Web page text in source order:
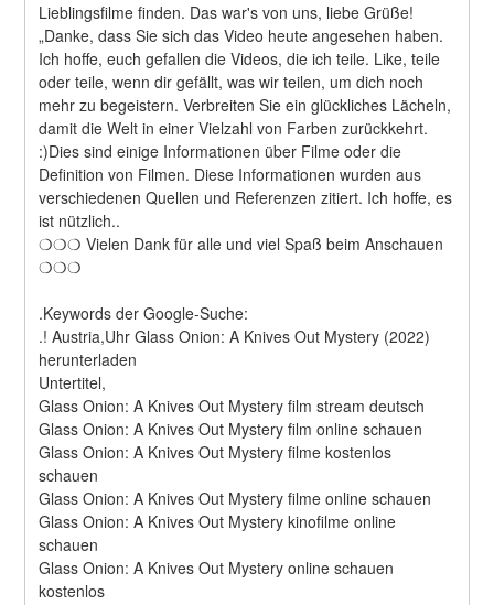
Lieblingsfilme finden. Das war's von uns, liebe Grüße!
„Danke, dass Sie sich das Video heute angesehen haben.
Ich hoffe, euch gefallen die Videos, die ich teile. Like, teile
oder teile, wenn dir gefällt, was wir teilen, um dich noch
mehr zu begeistern. Verbreiten Sie ein glückliches Lächeln,
damit die Welt in einer Vielzahl von Farben zurückkehrt.
:)Dies sind einige Informationen über Filme oder die
Definition von Filmen. Diese Informationen wurden aus
verschiedenen Quellen und Referenzen zitiert. Ich hoffe, es
ist nützlich..
❍❍❍ Vielen Dank für alle und viel Spaß beim Anschauen
❍❍❍
.Keywords der Google-Suche:
.! Austria,Uhr Glass Onion: A Knives Out Mystery (2022)
herunterladen
Untertitel,
Glass Onion: A Knives Out Mystery film stream deutsch
Glass Onion: A Knives Out Mystery film online schauen
Glass Onion: A Knives Out Mystery filme kostenlos
schauen
Glass Onion: A Knives Out Mystery filme online schauen
Glass Onion: A Knives Out Mystery kinofilme online
schauen
Glass Onion: A Knives Out Mystery online schauen
kostenlos